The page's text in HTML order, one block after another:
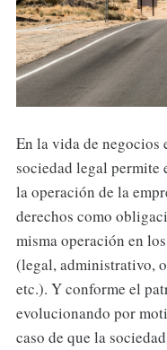
En la vida de
sociedad legal permite
la operación de la
derechos como
misma operación en
(legal, administrativo,
etc.). Y conforme el
evolucionando por
caso de que la